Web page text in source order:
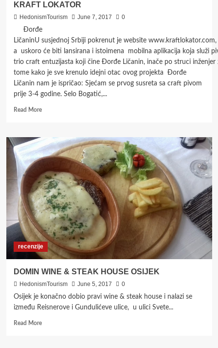
KRAFT LOKATOR
HedonismTourism June 7, 2017
0
Đorđe
LičaninU susjednoj Srbiji pokrenut je website www.kraftlokator.com,
a uskoro će biti lansirana i istoimena mobilna aplikacija koja služi
trio craft entuzijasta koji čine Đorđe Ličanin, inače po struci
tome kako je sve krenulo idejni otac ovog projekta Đorđe
Ličanin nam je ispričao: Sjećam se prvog susreta sa craft pivom
prije 3-4 godine. Selo Bogatić,...
Read MoreRead
KRAFT
LOKATOR
recenzije
DOMIN WINE & STEAK HOUSE OSIJEK
HedonismTourism June 5, 2017
0
Osijek je konačno dobio pravi wine & steak house i nalazi se
između Reisnerove i Gundulićeve ulice, u ulici Svete...
Read MoreRead